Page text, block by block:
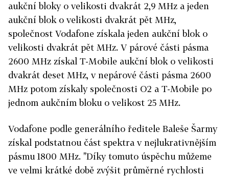
aukční bloky o velikosti dvakrát 2,9 MHz a jeden
aukční blok o velikosti dvakrát pět MHz,
společnost Vodafone získala jeden aukční blok o
velikosti dvakrát pět MHz. V párové části pásma
2600 MHz získal T-Mobile aukční blok o velikosti
dvakrát deset MHz, v nepárové části pásma 2600
MHz potom získaly společnosti O2 a T-Mobile po
jednom aukčním bloku o velikost 25 MHz.
Vodafone podle generálního ředitele Baleše Šarmy
získal podstatnou část spektra v nejlukrativnějším
pásmu 1800 MHz. "Díky tomuto úspěchu můžeme
ve velmi krátké době zvýšit průměrné rychlosti